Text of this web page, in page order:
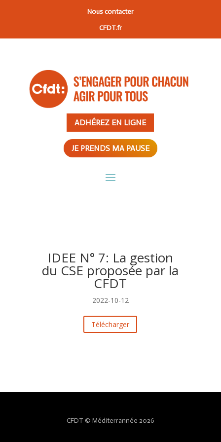
Nous contacter
CFDT.fr
ADHÉREZ EN LIGNE
JE PRENDS MA PAUSE
IDEE N° 7: La gestion
du CSE proposée par la
CFDT
2022-10-12
Télécharger
CFDT © Méditerrannée 2026